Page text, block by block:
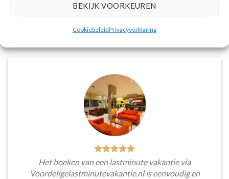
BEKIJK VOORKEUREN
CookiebeleidPrivacyverklaring
Het boeken van een lastminute vakantie via
Voordeligelastminutevakantie.nl is eenvoudig en